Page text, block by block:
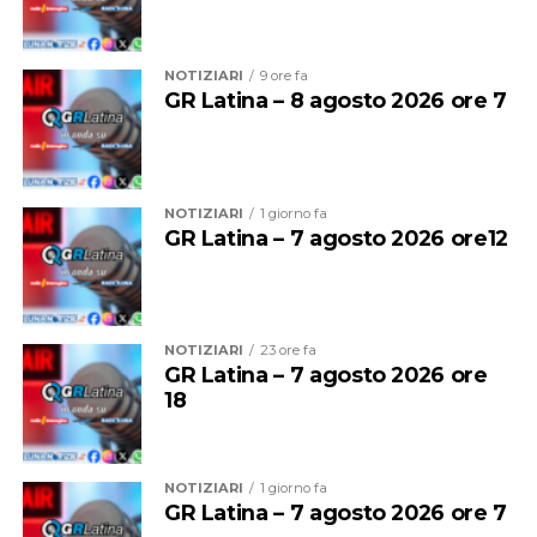
suggestivi come “La capitanessa de Romolan” su
trampoli, il Cantagallo Menestrello, i Saltafossum, la
Donna Corvo, i Corti teatrali della tradizione medievale,
il Cacciatore di topi, l’Araldo del borgo e il Mendicante
pellegrino.
Camminando nel borgo si incroceranno proposte
NOTIZIARI 9 ore fa
GR Latina – 8 agosto 2026 ore 7
NOTIZIARI 1 giorno fa
GR Latina – 7 agosto 2026 ore12
NOTIZIARI 23 ore fa
GR Latina – 7 agosto 2026 ore
18
NOTIZIARI 1 giorno fa
GR Latina – 7 agosto 2026 ore 7